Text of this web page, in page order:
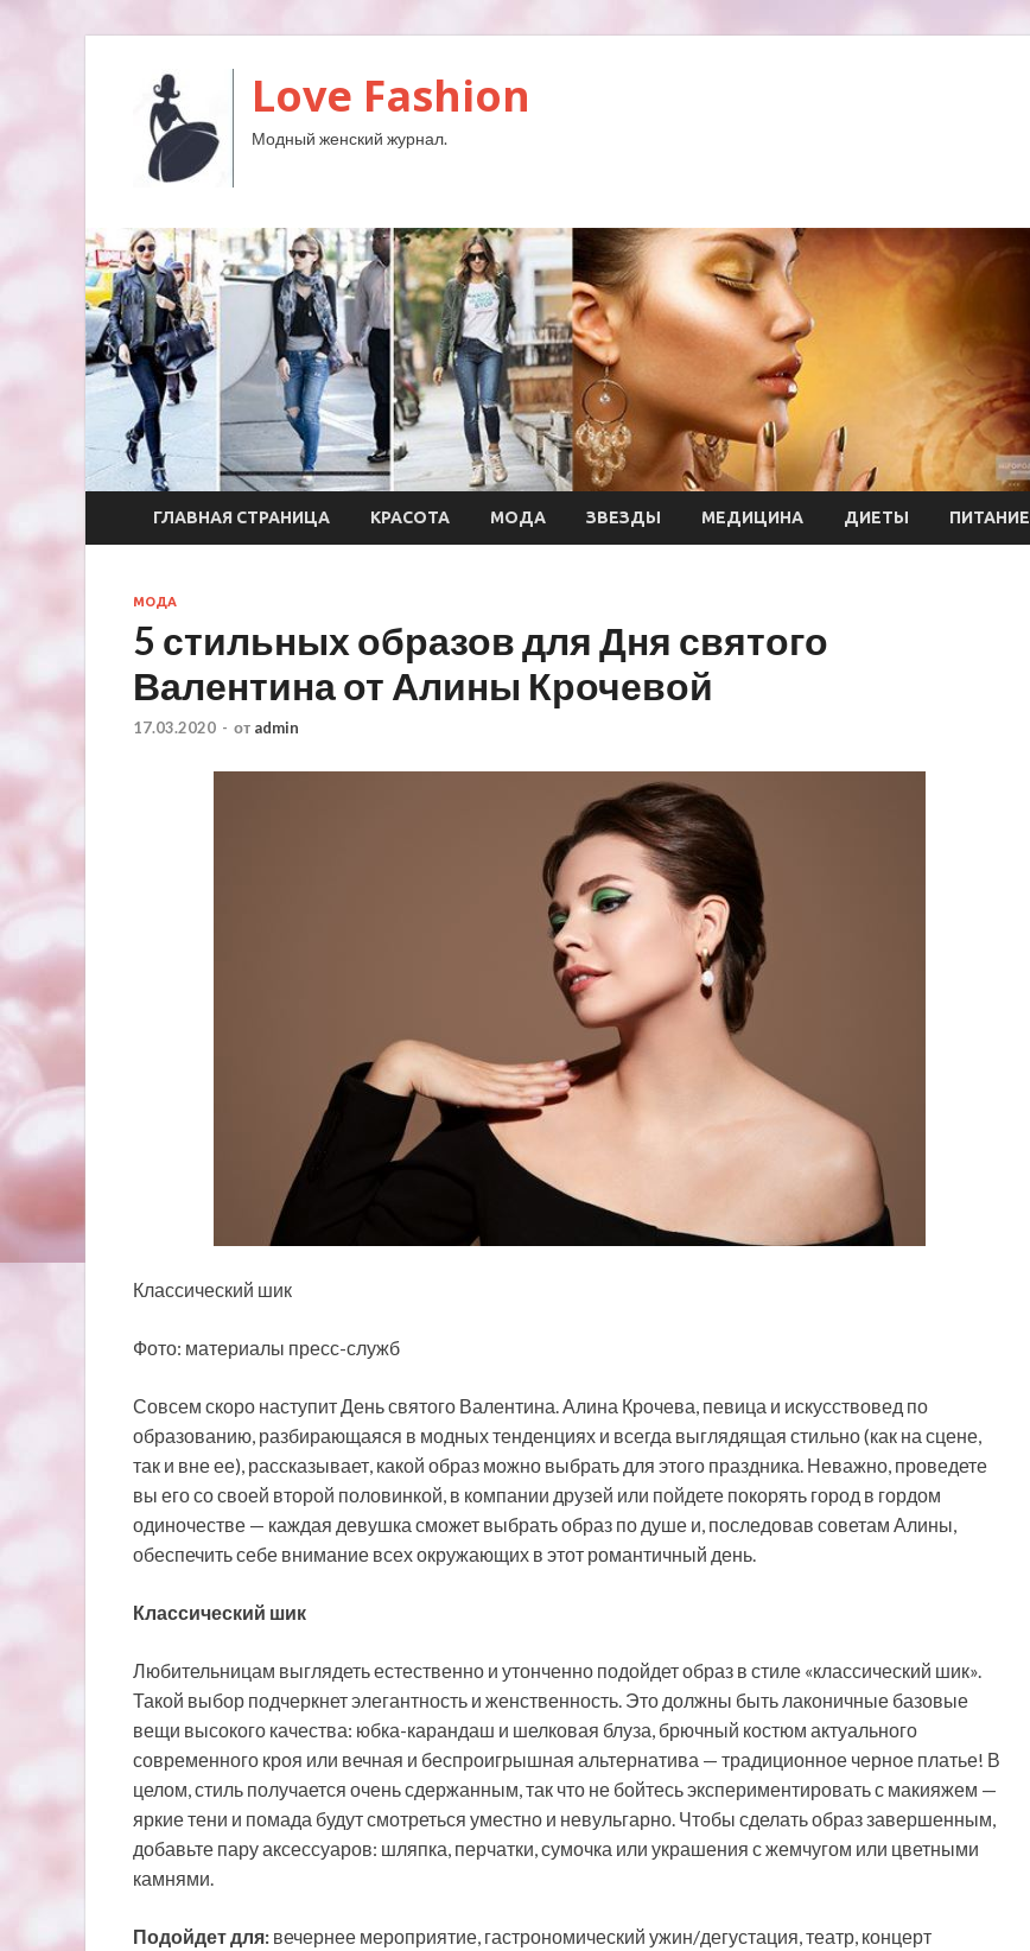
Love Fashion
Модный женский журнал.
ГЛАВНАЯ СТРАНИЦА КРАСОТА МОДА ЗВЕЗДЫ МЕДИЦИНА ДИЕТЫ ПИТАНИЕ
МОДА
5 стильных образов для Дня святого
Валентина от Алины Крочевой
17.03.2020 - от admin
Классический шик
Фото: материалы пресс-служб
Совсем скоро наступит День святого Валентина. Алина Крочева, певица и искусствовед по
образованию, разбирающаяся в модных тенденциях и всегда выглядящая стильно (как на сцене,
так и вне ее), рассказывает, какой образ можно выбрать для этого праздника. Неважно, проведете
вы его со своей второй половинкой, в компании друзей или пойдете покорять город в гордом
одиночестве — каждая девушка сможет выбрать образ по душе и, последовав советам Алины,
обеспечить себе внимание всех окружающих в этот романтичный день.
Классический шик
Любительницам выглядеть естественно и утонченно подойдет образ в стиле «классический шик».
Такой выбор подчеркнет элегантность и женственность. Это должны быть лаконичные базовые
вещи высокого качества: юбка-карандаш и шелковая блуза, брючный костюм актуального
современного кроя или вечная и беспроигрышная альтернатива — традиционное черное платье! В
целом, стиль получается очень сдержанным, так что не бойтесь экспериментировать с макияжем —
яркие тени и помада будут смотреться уместно и невульгарно. Чтобы сделать образ завершенным,
добавьте пару аксессуаров: шляпка, перчатки, сумочка или украшения с жемчугом или цветными
камнями.
Подойдет для: вечернее мероприятие, гастрономический ужин/дегустация, театр, концерт